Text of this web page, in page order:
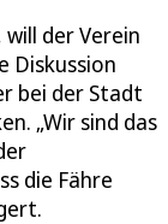
der Verein
Diskussion
bei der Stadt
„Wir sind das
die Fähre